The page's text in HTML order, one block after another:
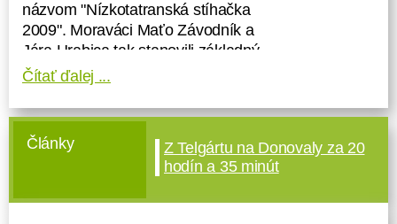
názvom "Nízkotatranská stíhačka
2009". Moraváci Maťo Závodník a
Jára Hrabica tak stanovili základný
rekord atraktívneho podujatia,
internetový magazín Hiking.sk,
Turistický klub Filozof a
Vysokohorský turistický klub
Marmota. Z celkového počtu 24
Čítať ďalej ...
Články
Z Telgártu na Donovaly za 20
hodín a 35 minút